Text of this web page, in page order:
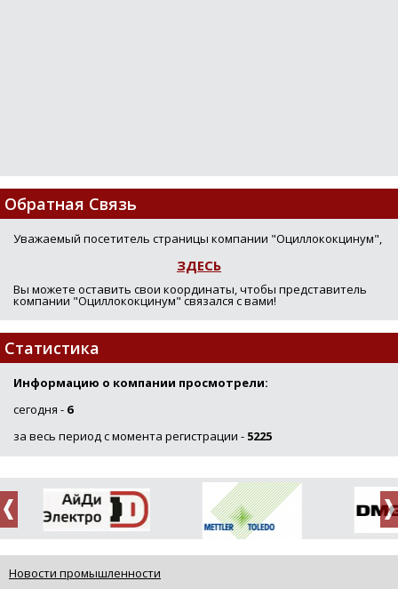
Обратная Связь
Уважаемый посетитель страницы компании "Оциллококцинум",
ЗДЕСЬ
Вы можете оставить свои координаты, чтобы представитель
компании "Оциллококцинум" связался с вами!
Статистика
Информацию о компании просмотрели:
сегодня - 6
за весь период с момента регистрации - 5225
Новости промышленности